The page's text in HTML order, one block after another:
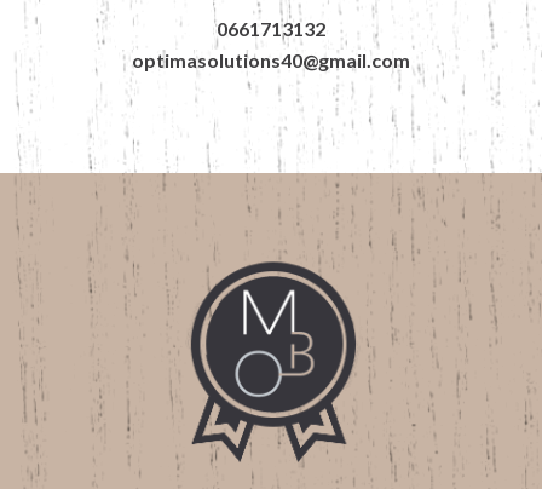
0661713132
optimasolutions40@gmail.com